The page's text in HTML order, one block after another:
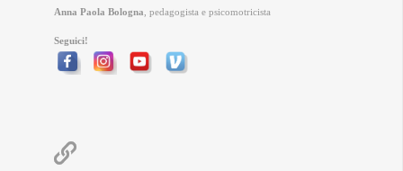
Anna Paola Bologna , pedagogista e psicomotricista
Seguici!
